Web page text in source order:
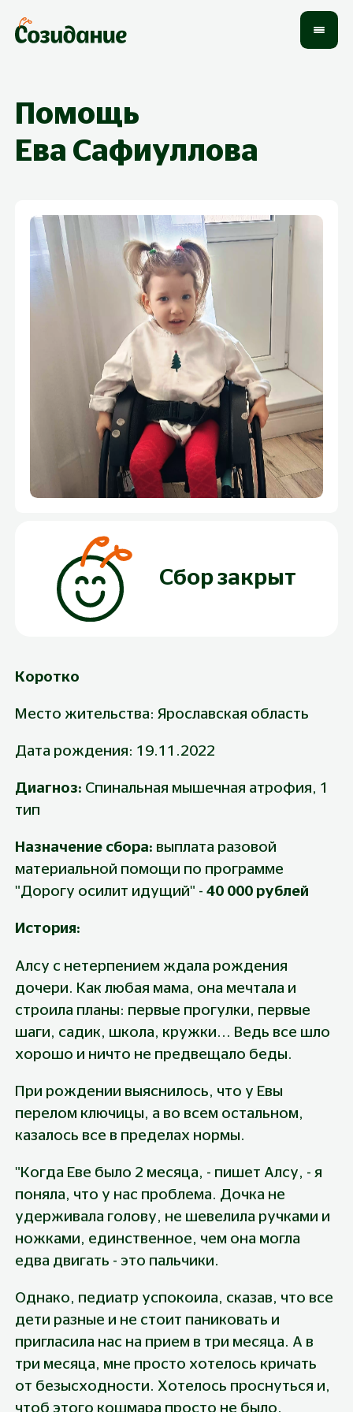
Помощь
Ева Сафиуллова
Сбор закрыт
Коротко
Место жительства: Ярославская область
Дата рождения: 19.11.2022
Диагноз: Спинальная мышечная атрофия, 1
тип
Назначение сбора: выплата разовой
материальной помощи по программе
"Дорогу осилит идущий" - 40 000 рублей
История:
Алсу с нетерпением ждала рождения
дочери. Как любая мама, она мечтала и
строила планы: первые прогулки, первые
шаги, садик, школа, кружки... Ведь все шло
хорошо и ничто не предвещало беды.
При рождении выяснилось, что у Евы
перелом ключицы, а во всем остальном,
казалось все в пределах нормы.
"Когда Еве было 2 месяца, - пишет Алсу, - я
поняла, что у нас проблема. Дочка не
удерживала голову, не шевелила ручками и
ножками, единственное, чем она могла
едва двигать - это пальчики.
Однако, педиатр успокоила, сказав, что все
дети разные и не стоит паниковать и
пригласила нас на прием в три месяца. А в
три месяца, мне просто хотелось кричать
от безысходности. Хотелось проснуться и,
чтоб этого кошмара просто не было.